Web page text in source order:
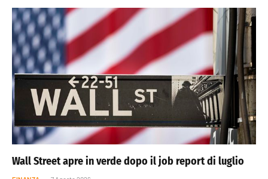
Wall Street apre in verde dopo il job report di luglio